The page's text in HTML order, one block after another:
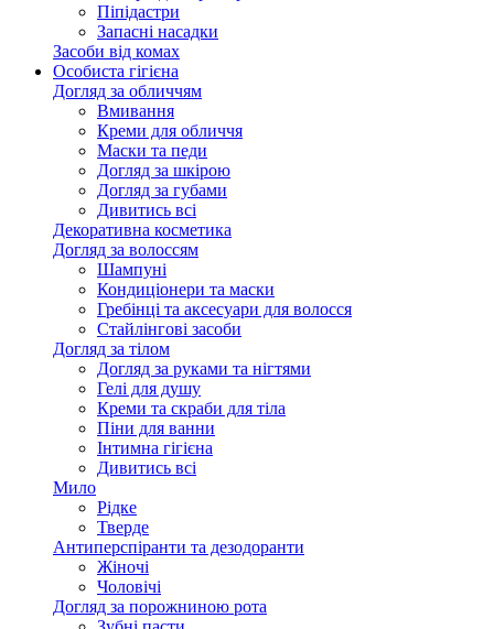
Піпідастри
Запасні насадки
Засоби від комах
Особиста гігієна
Догляд за обличчям
Вмивання
Креми для обличчя
Маски та педи
Догляд за шкірою
Догляд за губами
Дивитись всі
Декоративна косметика
Догляд за волоссям
Шампуні
Кондиціонери та маски
Гребінці та аксесуари для волосся
Стайлінгові засоби
Догляд за тілом
Догляд за руками та нігтями
Гелі для душу
Креми та скраби для тіла
Піни для ванни
Інтимна гігієна
Дивитись всі
Мило
Рідке
Тверде
Антиперспіранти та дезодоранти
Жіночі
Чоловічі
Догляд за порожниною рота